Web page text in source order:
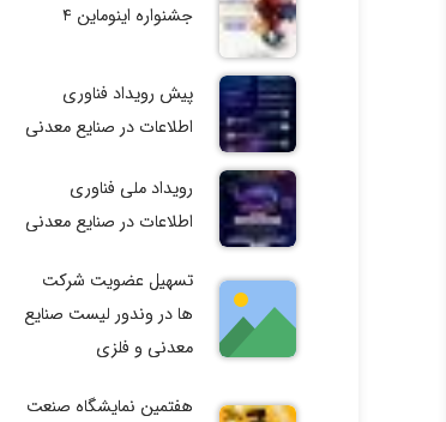
جشنواره اینوماین ۴
پیش رویداد فناوری
اطلاعات در صنایع معدنی
رویداد ملی فناوری
اطلاعات در صنایع معدنی
تسهیل عضویت شرکت
ها در وندور لیست صنایع
معدنی و فلزی
هفتمین نمایشگاه صنعت